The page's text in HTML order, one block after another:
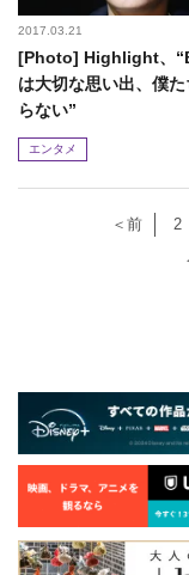
2017.03.21
[Photo] Highlight、
は大切な思い出、僕
らない”
エンタメ
＜前 2